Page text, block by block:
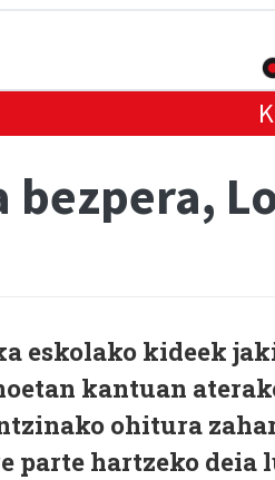
bezpera,
eskolako kideek
kantuan
ohitura
parte hartzeko deia